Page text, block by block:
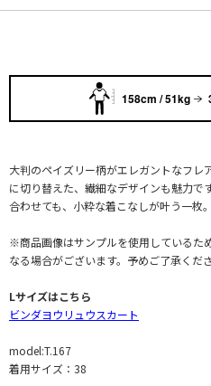
158cm / 51kg
大判のペイズリー柄がエレガントなフレ
に切り替えた、繊細なデザインも魅力で
合わせても、小粋な着こなしが叶う一枚。
※商品画像はサンプルを使用しているた
なる場合がございます。予めご了承くださ
Lサイズはこちら
ビンダヨウリュウスカート
model:T.167
着用サイズ：38